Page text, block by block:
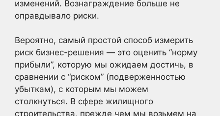
изменений. Вознаграждение больше не
оправдывало риски.
Вероятно, самый простой способ измерить
риск бизнес-решения — это оценить “норму
прибыли”, которую мы ожидаем достичь, в
сравнении с “риском” (подверженностью
убыткам), с которым мы можем
столкнуться. В сфере жилищного
строительства, прежде чем мы возьмем на